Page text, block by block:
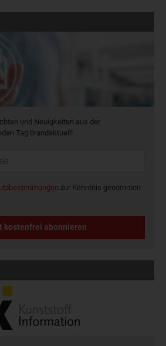
und Neuigkeiten aus der
Tag brandaktuell!
zur Kenntnis genommen
kostenfrei abonnieren